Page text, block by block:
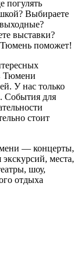
погулять
Выбираете
выставки?
поможет!
Тюмени
У нас только
События для
стоит
— концерты,
места,
шоу,
отдыха